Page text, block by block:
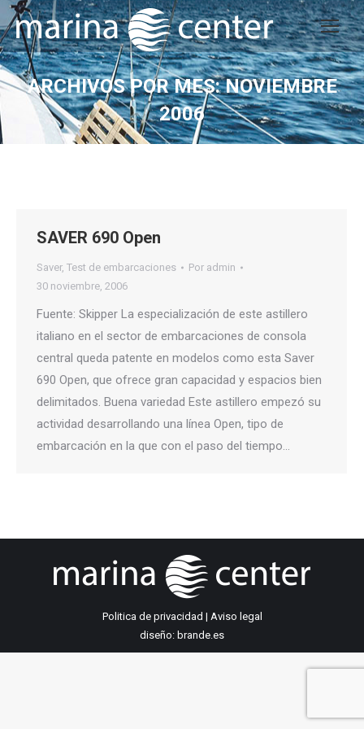
ARCHIVOS POR MES:NOVIEMBRE
2006
Estás aquí:
SAVER 690 Open
Saver, Test de embarcaciones Por admin
30 noviembre, 2006
Fuente: Skipper La especialización de este astillero
italiano en el sector de embarcaciones de consola
central queda patente en modelos como esta Saver
690 Open, que ofrece gran capacidad y espacios bien
delimitados. Buena variedad Este astillero empezó su
actividad desarrollando una línea Open, tipo de
embarcación en la que con el paso del tiempo…
Politica de privacidad | Aviso legal
diseño: brande.es